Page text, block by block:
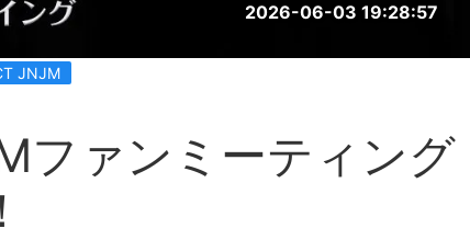
2026-06-03 19:28:57
JNJM
ファンミーティング